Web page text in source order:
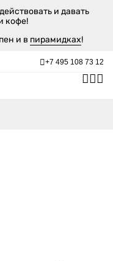
и давать
кофе!
и в пирамидках!
+7 495 108 73 12